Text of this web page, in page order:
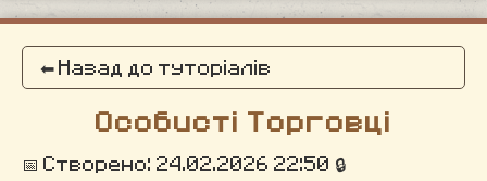
⬅ Назад до туторіалів
Особисті Торговці
📅 Створено: 24.02.2026 22:50 🔒